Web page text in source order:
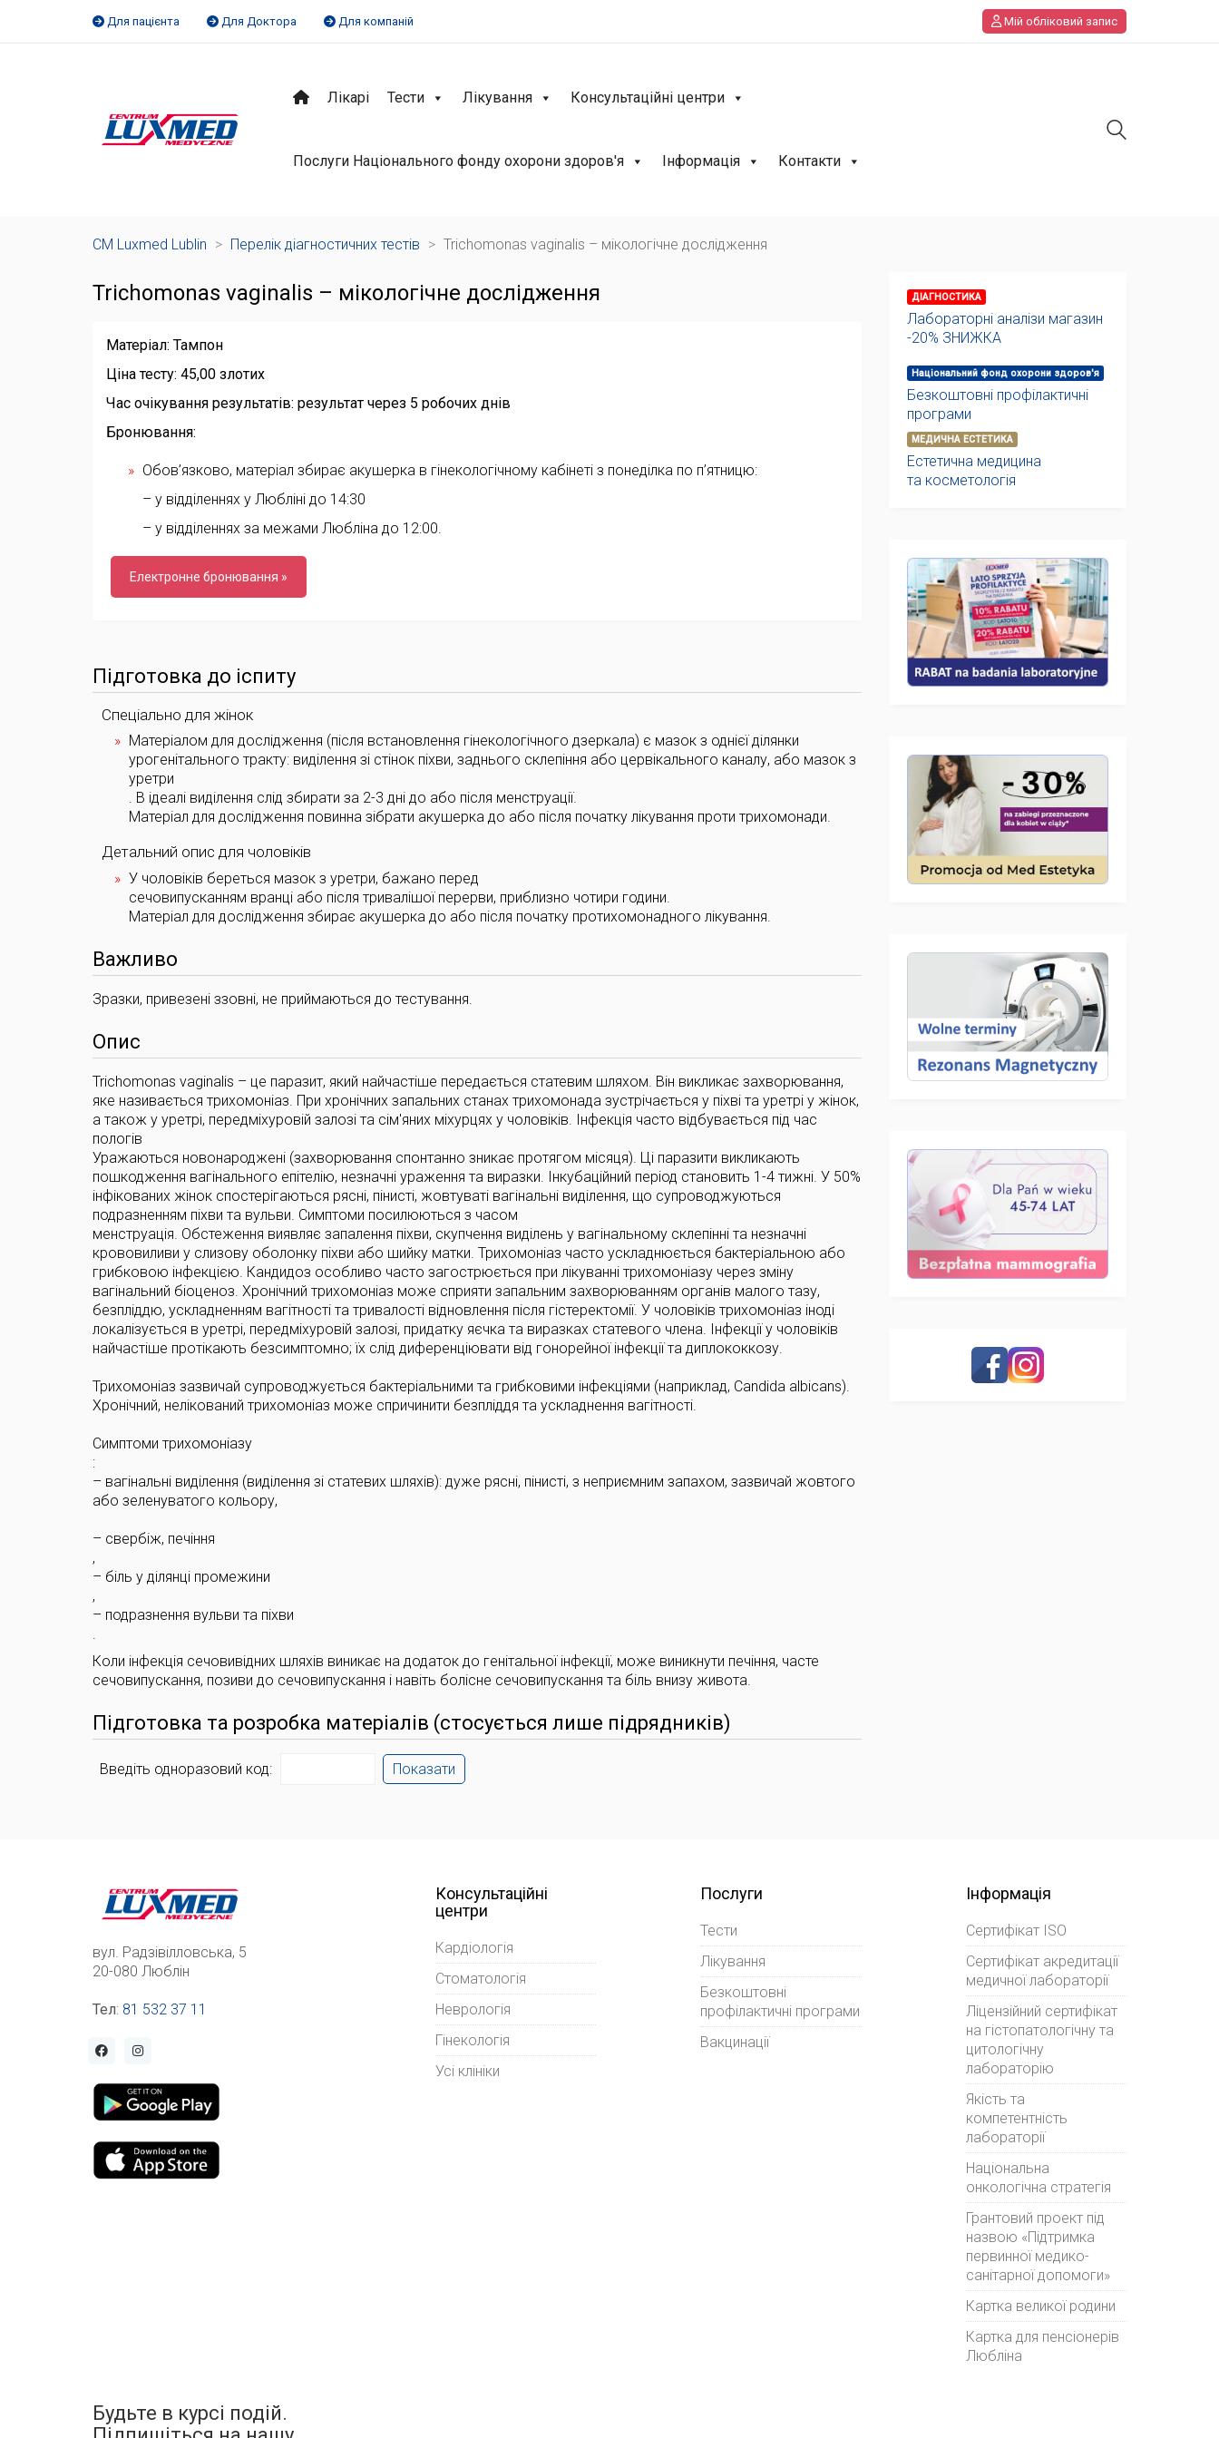
Для пацієнта Для Доктора Для компаній Мій обліковий запис
Лікарі Тести Лікування Консультаційні центри
Послуги Національного фонду охорони здоров'я Інформація Контакти
CM Luxmed Lublin > Перелік діагностичних тестів > Trichomonas vaginalis – мікологічне дослідження
Trichomonas vaginalis – мікологічне дослідження
Матеріал: Тампон
Ціна тесту: 45,00 злотих
Час очікування результатів: результат через 5 робочих днів
Бронювання:
Обов’язково, матеріал збирає акушерка в гінекологічному кабінеті з понеділка по п’ятницю:
– у відділеннях у Любліні до 14:30
– у відділеннях за межами Любліна до 12:00.
Електронне бронювання »
Підготовка до іспиту
Спеціально для жінок
Матеріалом для дослідження (після встановлення гінекологічного дзеркала) є мазок з однієї ділянки
урогенітального тракту: виділення зі стінок піхви, заднього склепіння або цервікального каналу, або мазок з
уретри
. В ідеалі виділення слід збирати за 2-3 дні до або після менструації.
Матеріал для дослідження повинна зібрати акушерка до або після початку лікування проти трихомонади.
Детальний опис для чоловіків
У чоловіків береться мазок з уретри, бажано перед
сечовипусканням вранці або після тривалішої перерви, приблизно чотири години.
Матеріал для дослідження збирає акушерка до або після початку протихомонадного лікування.
Важливо
Зразки, привезені ззовні, не приймаються до тестування.
Опис
Trichomonas vaginalis – це паразит, який найчастіше передається статевим шляхом. Він викликає захворювання,
яке називається трихомоніаз. При хронічних запальних станах трихомонада зустрічається у піхві та уретрі у жінок,
а також у уретрі, передміхуровій залозі та сім'яних міхурцях у чоловіків. Інфекція часто відбувається під час
пологів
Уражаються новонароджені (захворювання спонтанно зникає протягом місяця). Ці паразити викликають
пошкодження вагінального епітелію, незначні ураження та виразки. Інкубаційний період становить 1-4 тижні. У 50%
інфікованих жінок спостерігаються рясні, пінисті, жовтуваті вагінальні виділення, що супроводжуються
подразненням піхви та вульви. Симптоми посилюються з часом
менструація. Обстеження виявляє запалення піхви, скупчення виділень у вагінальному склепінні та незначні
крововиливи у слизову оболонку піхви або шийку матки. Трихомоніаз часто ускладнюється бактеріальною або
грибковою інфекцією. Кандидоз особливо часто загострюється при лікуванні трихомоніазу через зміну
вагінальний біоценоз. Хронічний трихомоніаз може сприяти запальним захворюванням органів малого тазу,
безпліддю, ускладненням вагітності та тривалості відновлення після гістеректомії. У чоловіків трихомоніаз іноді
локалізується в уретрі, передміхуровій залозі, придатку яєчка та виразках статевого члена. Інфекції у чоловіків
найчастіше протікають безсимптомно; їх слід диференціювати від гонорейної інфекції та диплококкозу.
Трихомоніаз зазвичай супроводжується бактеріальними та грибковими інфекціями (наприклад, Candida albicans).
Хронічний, нелікований трихомоніаз може спричинити безпліддя та ускладнення вагітності.
Симптоми трихомоніазу
:
– вагінальні виділення (виділення зі статевих шляхів): дуже рясні, пінисті, з неприємним запахом, зазвичай жовтого
або зеленуватого кольору,
– свербіж, печіння
,
– біль у ділянці промежини
,
– подразнення вульви та піхви
Коли інфекція сечовивідних шляхів виникає на додаток до генітальної інфекції, може виникнути печіння, часте
сечовипускання, позиви до сечовипускання і навіть болісне сечовипускання та біль внизу живота.
Підготовка та розробка матеріалів (стосується лише підрядників)
Введіть одноразовий код: Показати
ДІАГНОСТИКА
Лабораторні аналізи магазин
-20% ЗНИЖКА
Національний фонд охорони здоров'я
Безкоштовні профілактичні
програми
МЕДИЧНА ЕСТЕТИКА
Естетична медицина
та косметологія
вул. Радзівілловська, 5
20-080 Люблін
Тел: 81 532 37 11
Консультаційні
центри
Кардіологія
Стоматологія
Неврологія
Гінекологія
Усі клініки
Послуги
Тести
Лікування
Безкоштовні
профілактичні програми
Вакцинації
Інформація
Сертифікат ISO
Сертифікат акредитації
медичної лабораторії
Ліцензійний сертифікат
на гістопатологічну та
цитологічну
лабораторію
Якість та
компетентність
лабораторії
Національна
онкологічна стратегія
Грантовий проект під
назвою «Підтримка
первинної медико-
санітарної допомоги»
Картка великої родини
Картка для пенсіонерів
Любліна
Будьте в курсі подій.